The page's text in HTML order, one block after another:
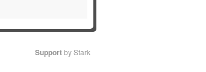
Supportby Stark